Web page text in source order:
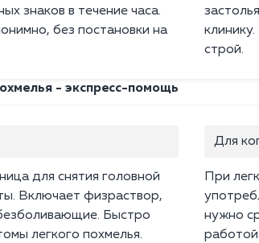
знаков в течение часа.
без постановки на
строй.
- экспресс-помощь
для снятия головной
Включает физраствор,
Быстро
легкого похмелья.
Для
При
нужно
работой